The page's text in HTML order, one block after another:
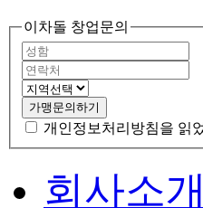
이차돌 창업문의
가맹문의하기
개인정보처리방침을 읽
회사소개